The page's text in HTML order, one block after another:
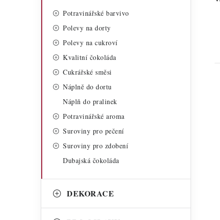
Potravinářské barvivo
Polevy na dorty
Polevy na cukroví
Kvalitní čokoláda
Cukrářské směsi
Náplně do dortu
Náplň do pralinek
Potravinářské aroma
Suroviny pro pečení
Suroviny pro zdobení
Dubajská čokoláda
DEKORACE